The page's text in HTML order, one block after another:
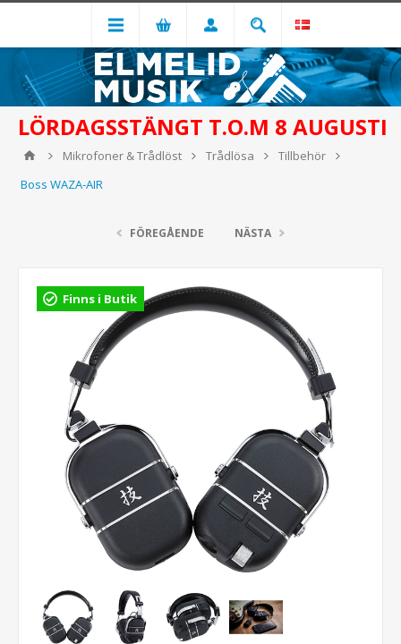
LÖRDAGSSTÄNGT T.O.M 8 AUGUSTI
Mikrofoner & Trådlöst Trådlösa
Tillbehör
Boss WAZA-AIR
FÖREGÅENDE NÄSTA
Finns i Butik